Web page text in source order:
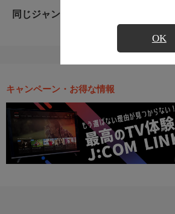
OK
同じジャンルのおすすめ番組
キャンペーン・お得な情報